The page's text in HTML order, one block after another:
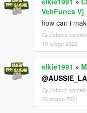
VehFuncs V]
how can i
Zobacz
19 lutego 2022
elkie1991 »
Zobacz
26 marca 2021